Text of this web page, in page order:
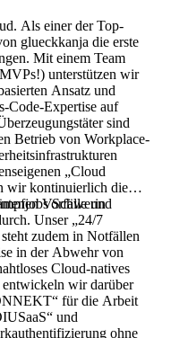
Als einer der Top-
glueckkanja die erste
Mit einem Team
unterstützen wir
Ansatz und
Code-Expertise auf
Betrieb von Workplace-
„Cloud
wir kontinuierlich die
Vorfälle und
Unser „24/7
zudem in Notfällen
in der Abwehr von
wir darüber
für die Arbeit
und
ohne
Schwerin